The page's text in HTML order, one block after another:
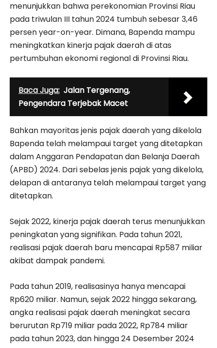
menunjukkan bahwa perekonomian Provinsi Riau
pada triwulan III tahun 2024 tumbuh sebesar 3,46
persen year-on-year. Dimana, Bapenda mampu
meningkatkan kinerja pajak daerah di atas
pertumbuhan ekonomi regional di Provinsi Riau.
Baca Juga: Jalan Tergenang,
Pengendara Terjebak Macet
Bahkan mayoritas jenis pajak daerah yang dikelola
Bapenda telah melampaui target yang ditetapkan
dalam Anggaran Pendapatan dan Belanja Daerah
(APBD) 2024. Dari sebelas jenis pajak yang dikelola,
delapan di antaranya telah melampaui target yang
ditetapkan.
Sejak 2022, kinerja pajak daerah terus menunjukkan
peningkatan yang signifikan. Pada tahun 2021,
realisasi pajak daerah baru mencapai Rp587 miliar
akibat dampak pandemi.
Pada tahun 2019, realisasinya hanya mencapai
Rp620 miliar. Namun, sejak 2022 hingga sekarang,
angka realisasi pajak daerah meningkat secara
berurutan Rp719 miliar pada 2022, Rp784 miliar
pada tahun 2023, dan hingga 24 Desember 2024